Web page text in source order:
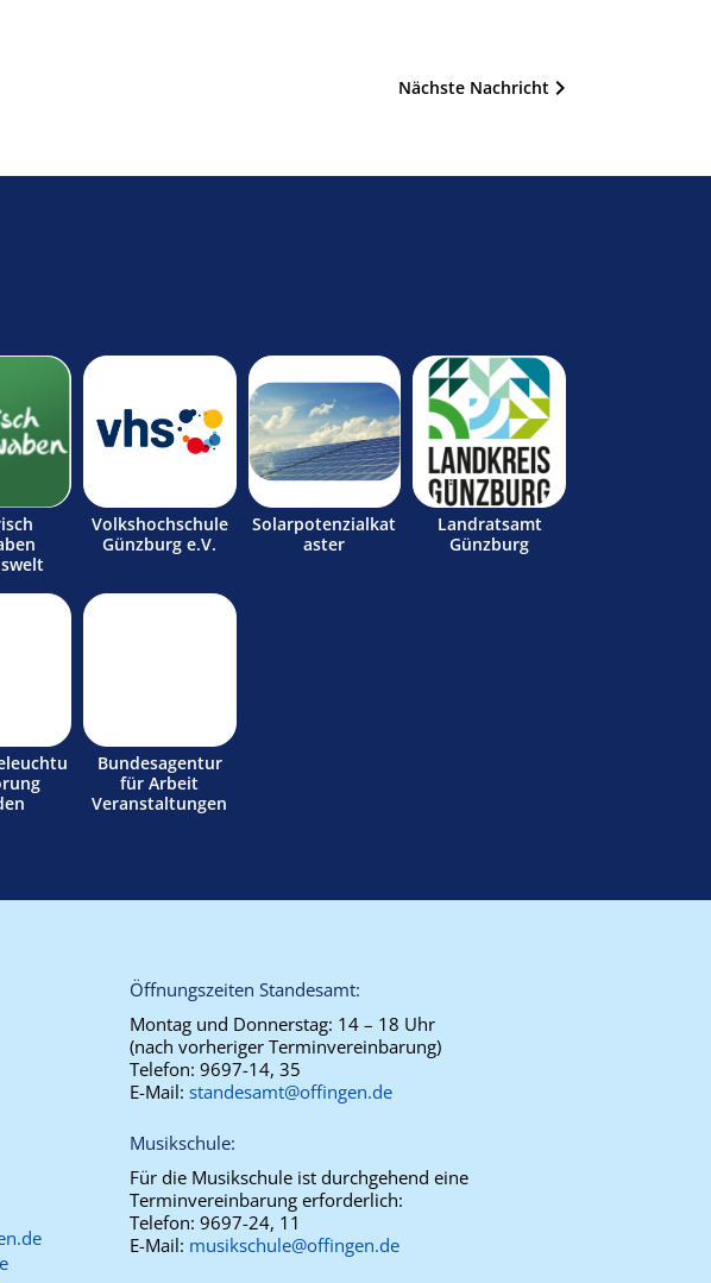
Nächste Nachricht
Volkshochschule
Günzburg e.V.
Solarpotenzialkat
aster
Landratsamt
Günzburg
Bundesagentur
für Arbeit
Veranstaltungen
Öffnungszeiten Standesamt:
Montag und Donnerstag: 14 – 18 Uhr
(nach vorheriger Terminvereinbarung)
Telefon:9697-14, 35
E-Mail:standesamt@offingen.de
Musikschule:
Für die Musikschule ist durchgehend eine
Terminvereinbarung erforderlich:
Telefon:9697-24, 11
E-Mail: musikschule@offingen.de